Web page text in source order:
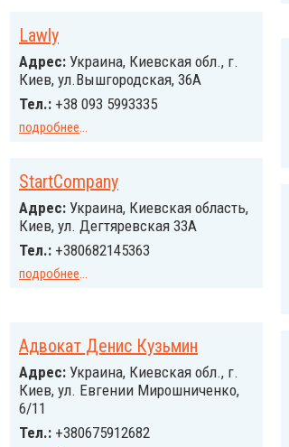
Lawly
Адрес: Украина, Киевская обл., г.
Киев, ул.Вышгородская, 36А
Тел.: +38 093 5993335
подробнее...
StartCompany
Адрес: Украина, Киевская область,
Киев, ул. Дегтяревская 33А
Тел.: +380682145363
подробнее...
Адвокат Денис Кузьмин
Адрес: Украина, Киевская обл., г.
Киев, ул. Евгении Мирошниченко,
6/11
Тел.: +380675912682